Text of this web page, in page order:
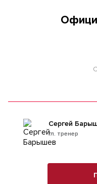
гл. тренер
Сергей